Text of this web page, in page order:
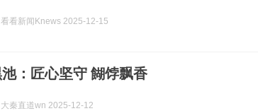
看看新闻Knews 2025-12-15
合阳黑池：匠心坚守 餬饽飘香
大秦直道wn 2025-12-12